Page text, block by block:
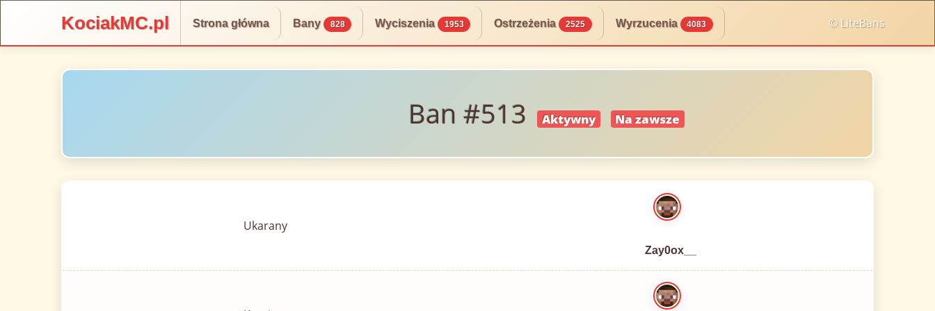
KociakMC.pl Strona główna Bany 828 Wyciszenia 1953 Ostrzeżenia 2525 Wyrzucenia 4083 © LiteBans
Ban #513 Aktywny Na zawsze
Ukarany
Zay0ox__